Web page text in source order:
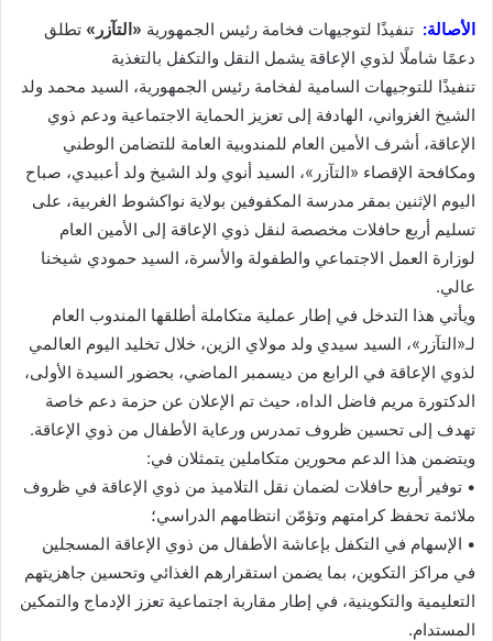
الأصالة: تنفيذًا لتوجيهات فخامة رئيس الجمهورية «التآزر» تطلق
دعمًا شاملًا لذوي الإعاقة يشمل النقل والتكفل بالتغذية
تنفيذًا للتوجيهات السامية لفخامة رئيس الجمهورية، السيد محمد ولد
الشيخ الغزواني، الهادفة إلى تعزيز الحماية الاجتماعية ودعم ذوي
الإعاقة، أشرف الأمين العام للمندوبية العامة للتضامن الوطني
ومكافحة الإقصاء «التآزر»، السيد أنوي ولد الشيخ ولد أعبيدي، صباح
اليوم الإثنين بمقر مدرسة المكفوفين بولاية نواكشوط الغربية، على
تسليم أربع حافلات مخصصة لنقل ذوي الإعاقة إلى الأمين العام
لوزارة العمل الاجتماعي والطفولة والأسرة، السيد حمودي شيخنا
عالي.
ويأتي هذا التدخل في إطار عملية متكاملة أطلقها المندوب العام
لـ«التآزر»، السيد سيدي ولد مولاي الزين، خلال تخليد اليوم العالمي
لذوي الإعاقة في الرابع من ديسمبر الماضي، بحضور السيدة الأولى،
الدكتورة مريم فاضل الداه، حيث تم الإعلان عن حزمة دعم خاصة
تهدف إلى تحسين ظروف تمدرس ورعاية الأطفال من ذوي الإعاقة.
ويتضمن هذا الدعم محورين متكاملين يتمثلان في:
• توفير أربع حافلات لضمان نقل التلاميذ من ذوي الإعاقة في ظروف
ملائمة تحفظ كرامتهم وتؤمّن انتظامهم الدراسي؛
• الإسهام في التكفل بإعاشة الأطفال من ذوي الإعاقة المسجلين
في مراكز التكوين، بما يضمن استقرارهم الغذائي وتحسين جاهزيتهم
التعليمية والتكوينية، في إطار مقاربة اجتماعية تعزز الإدماج والتمكين
المستدام.